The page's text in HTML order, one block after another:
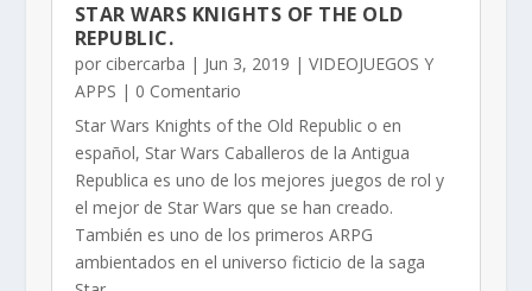
STAR WARS KNIGHTS OF THE OLD
REPUBLIC.
por cibercarba | Jun 3, 2019 | VIDEOJUEGOS Y
APPS | 0 Comentario
Star Wars Knights of the Old Republic o en
español, Star Wars Caballeros de la Antigua
Republica es uno de los mejores juegos de rol y
el mejor de Star Wars que se han creado.
También es uno de los primeros ARPG
ambientados en el universo ficticio de la saga